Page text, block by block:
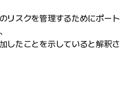
リスクを管理するためにポート
したことを示していると解釈さ